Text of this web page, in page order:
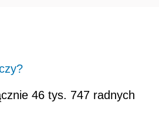
46 tys. 747 radnych